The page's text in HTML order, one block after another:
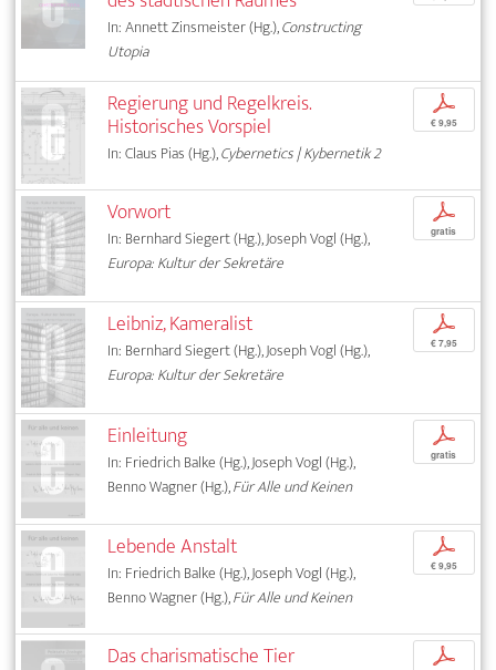
In: Annett Zinsmeister (Hg.),Constructing
Utopia
Regierung und Regelkreis.
Historisches Vorspiel
In: Claus Pias (Hg.),Cybernetics | Kybernetik 2
p
€ 9,95
Vorwort
In: Bernhard Siegert (Hg.), Joseph Vogl (Hg.),
Europa: Kultur der Sekretäre
p
gratis
Leibniz, Kameralist
In: Bernhard Siegert (Hg.), Joseph Vogl (Hg.),
Europa: Kultur der Sekretäre
p
€ 7,95
Einleitung
In: Friedrich Balke (Hg.), Joseph Vogl (Hg.),
Benno Wagner (Hg.),Für Alle und Keinen
p
gratis
Lebende Anstalt
In: Friedrich Balke (Hg.), Joseph Vogl (Hg.),
Benno Wagner (Hg.),Für Alle und Keinen
p
€ 9,95
Das charismatische Tier p